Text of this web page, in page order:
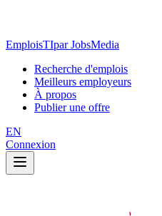
EmploisTIpar JobsMedia
Recherche d'emplois
Meilleurs employeurs
À propos
Publier une offre
EN
Connexion